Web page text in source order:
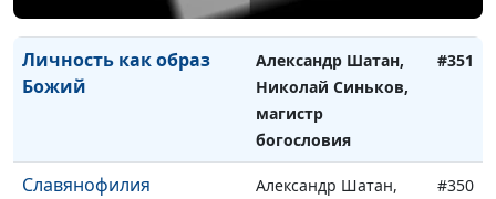
священнослужитель
Личность как образ
Божий
Александр Шатан,
Николай Синьков,
магистр
богословия
#351
Славянофилия
Александр Шатан,
#350